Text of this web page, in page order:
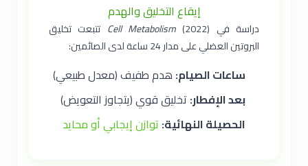
إيقاع التخليق والهدم
دراسة في Cell Metabolism (2022) تتبعت تخليق
البروتين العضلي على مدار 24 ساعة لدى الصائمين:
ساعات الصيام: هدم طفيف (معدل طبيعي)
بعد الإفطار: تخليق قوي (يتجاوز التعويض)
الحصيلة النهائية: توازن إيجابي أو محايد